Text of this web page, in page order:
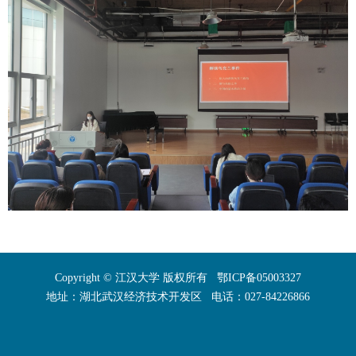
Copyright © 江汉大学 版权所有 鄂ICP备05003327
地址：湖北武汉经济技术开发区 电话：027-84226866